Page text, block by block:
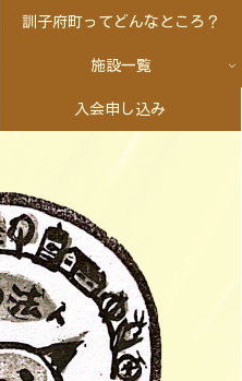
訓子府町ってどんなところ？
施設一覧
入会申し込み